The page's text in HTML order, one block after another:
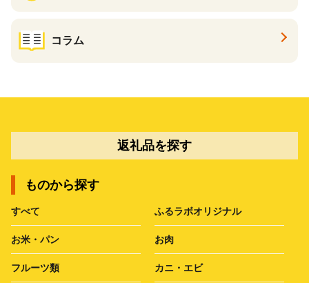
コラム
返礼品を探す
ものから探す
すべて ふるラボオリジナル
お米・パン お肉
フルーツ類 カニ・エビ